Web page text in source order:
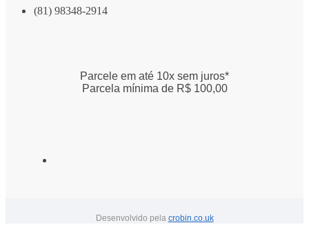
(81) 98348-2914
Parcele em até 10x sem juros*
Parcela mínima de R$ 100,00
Desenvolvido pela crobin.co.uk